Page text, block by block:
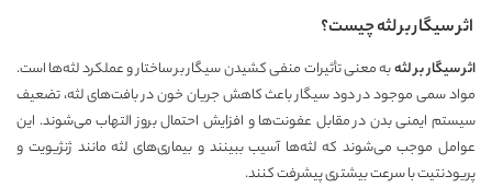
اثر سیگار بر لثه چیست؟
اثر سیگار بر لثهبه معنی تأثیرات منفی کشیدن سیگار بر ساختار و عملکرد لثه‌ها است.
مواد سمی موجود در دود سیگار باعث کاهش جریان خون در بافت‌های لثه، تضعیف
سیستم ایمنی بدن در مقابل عفونت‌ها و افزایش احتمال بروز التهاب می‌شوند. این
عوامل موجب می‌شوند که لثه‌ها آسیب ببینند و بیماری‌های لثه مانند ژنژیویت و
پریودنتیت با سرعت بیشتری پیشرفت کنند.